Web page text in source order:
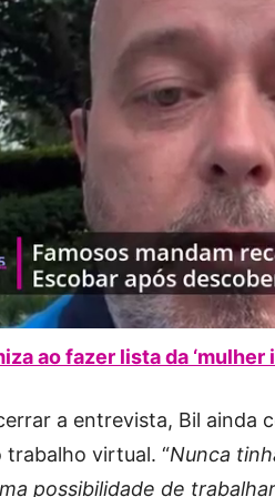
ao fazer lista da ‘mulher
a entrevista, Bil ainda
trabalho virtual. “Nunca
possibilidade de